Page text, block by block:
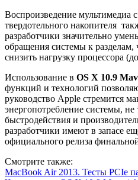
Воспроизведение мультимедиа
твердотельного накопителя
разработчики значительно
обращения системы к разделам,
снизить нагрузку процессора
Использование в OS X 10.9
функций и технологий
руководство Apple стремится
энергопотребление системы, не
быстродействия и
разработчики имеют в запасе
официального релиза
Смотрите также:
MacBook Air 2013. Тесты PCIe